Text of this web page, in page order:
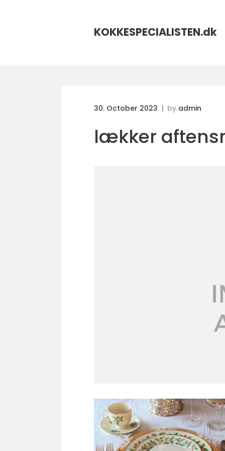
KOKKESPECIALISTEN.dk
30. October 2023 by admin
lækker